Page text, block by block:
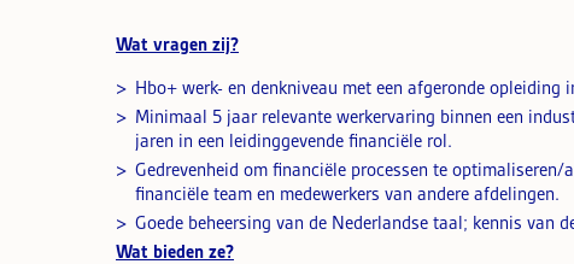
Wat vragen zij?
Hbo+ werk- en denkniveau met een afgeronde opleiding
Minimaal 5 jaar relevante werkervaring binnen een
jaren in een leidinggevende financiële rol.
Gedrevenheid om financiële processen te
financiële team en medewerkers van andere afdelingen.
Goede beheersing van de Nederlandse taal; kennis van
Wat bieden ze?